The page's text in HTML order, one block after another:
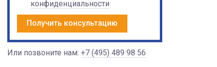
конфиденциальности
Получить консультацию
Или позвоните нам: +7 (495) 489 98 56